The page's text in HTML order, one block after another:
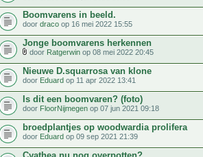
Boomvarens in beeld.
door draco op 16 mei 2022 15:55
Jonge boomvarens herkennen
door Ratgerwin op 08 mei 2022 20:45
Nieuwe D.squarrosa van klone
door Eduard op 11 apr 2022 13:41
Is dit een boomvaren? (foto)
door FloorNijmegen op 07 jun 2021 09:18
broedplantjes op woodwardia prolifera
door Eduard op 09 sep 2021 21:39
Cyathea nu nog overpotten?